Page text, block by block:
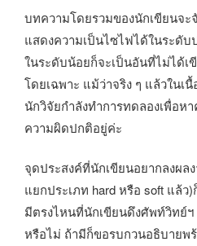
บทความโดยรวมของนักเขียนจะ
แสดงความเป็นไซไฟได้ในระดั
ในระดับน้อยก็จะเป็นอันที่ไม่ได้เ
โดยเฉพาะ แม้ว่าจริง ๆ แล้วในเ
นักวิจัยกำลังทำการทดลองเพื่อห
ความผิดปกติอยู่ค่ะ
จุดประสงค์ที่นักเขียนอยากลงผล
แยกประเภท hard หรือ soft แล้ว
มีตรงไหนที่นักเขียนดึงศัพท์วิทย์
หรือไม่ ถ้ามีก็ขอรบกวนอธิบายพ